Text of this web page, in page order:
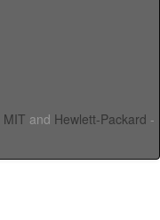
MIT and Hewlett-Packard -